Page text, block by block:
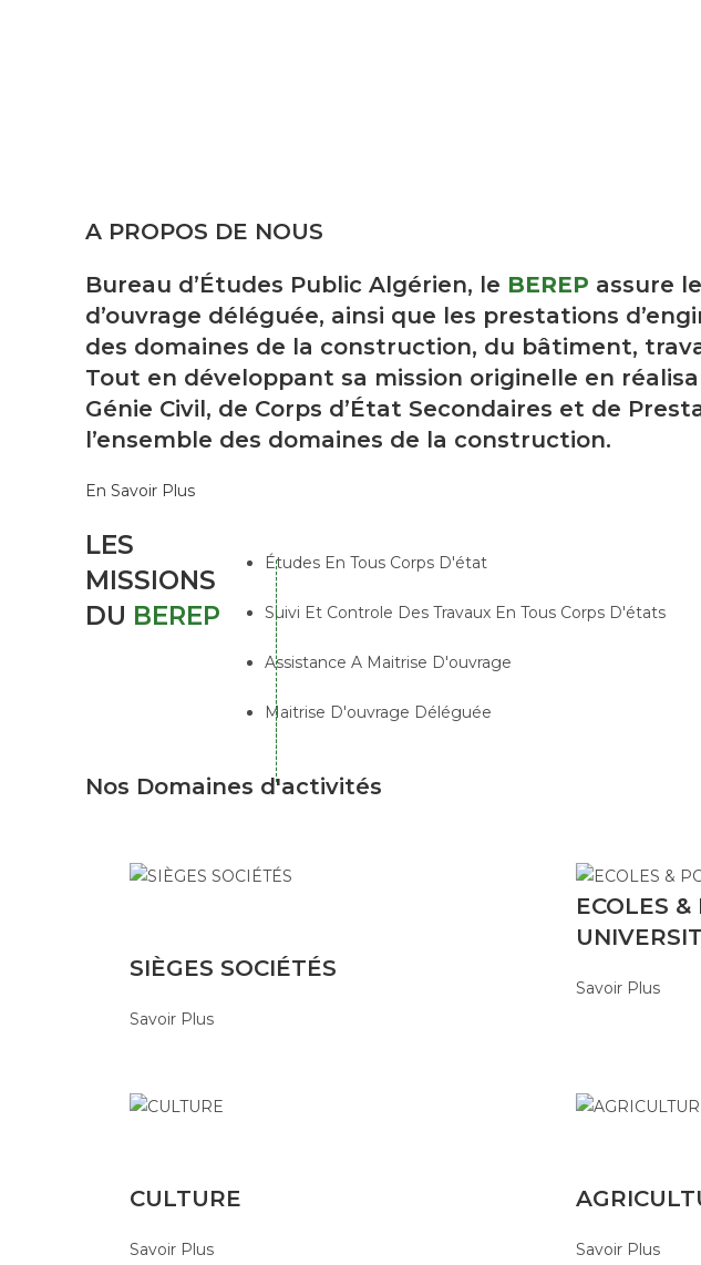
A PROPOS DE NOUS
Bureau d’Études Public Algérien, le BEREP assure
d’ouvrage déléguée, ainsi que les prestations
des domaines de la construction, du bâtiment,
Tout en développant sa mission originelle en
Génie Civil, de Corps d’État Secondaires et de
l’ensemble des domaines de la construction.
En Savoir Plus
LES
MISSIONS
DU BEREP
Études En Tous Corps D'état
Suivi Et Controle Des Travaux En Tous Corps D'états
Assistance A Maitrise D'ouvrage
Maitrise D'ouvrage Déléguée
Nos Domaines d'activités
SIÈGES SOCIÉTÉS
Savoir Plus
ECOLES &
Savoir Plus
CULTURE
Savoir Plus Savoir Plus